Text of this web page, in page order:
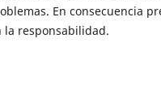
En consecuencia
la responsabilidad.